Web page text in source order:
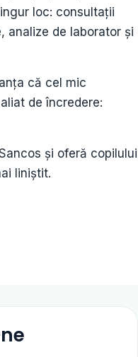
loc: consultații
analize de laborator și
că cel mic
de încredere:
și oferă copilului
liniștit.